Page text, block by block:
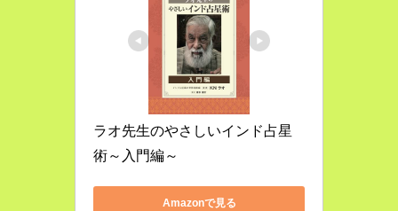
ラオ先生のやさしいインド占星
術～入門編～
Amazonで見る